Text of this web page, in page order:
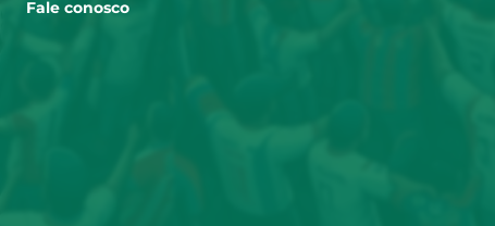
Fale conosco